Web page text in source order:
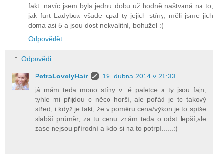
fakt. navíc jsem byla jednu dobu už hodně naštvaná na to,
jak furt Ladybox všude cpal ty jejich stíny, měli jsme jich
doma asi 5 a jsou dost nekvalitní, bohužel :(
Odpovědět
Odpovědi
PetraLovelyHair
19. dubna 2014 v 21:33
já mám teda mono stíny v té paletce a ty jsou fajn,
tyhle mi přijdou o něco horší, ale pořád je to takový
střed, i když je fakt, že v poměru cena/výkon je to spíše
slabší průměr, za tu cenu znám teda o odst lepší,ale
zase nejsou přírodní a kdo si na to potrpí......:)